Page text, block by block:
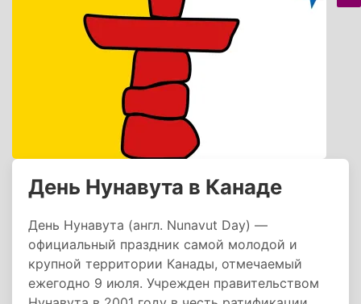
День Нунавута в Канаде
День Нунавута (англ. Nunavut Day) —
официальный праздник самой молодой и
крупной территории Канады, отмечаемый
ежегодно 9 июля. Учрежден правительством